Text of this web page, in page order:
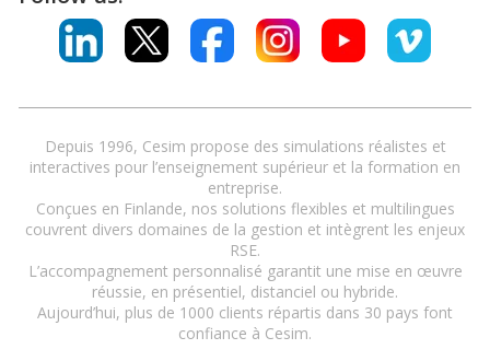
Depuis 1996, Cesim propose des simulations réalistes et
interactives pour l’enseignement supérieur et la formation en
entreprise.
Conçues en Finlande, nos solutions flexibles et multilingues
couvrent divers domaines de la gestion et intègrent les enjeux
RSE.
L’accompagnement personnalisé garantit une mise en œuvre
réussie, en présentiel, distanciel ou hybride.
Aujourd’hui, plus de 1000 clients répartis dans 30 pays font
confiance à Cesim.